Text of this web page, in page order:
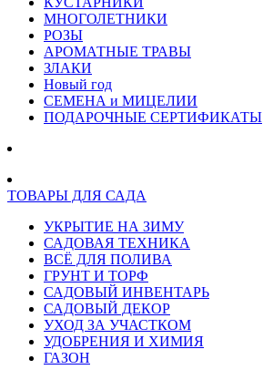
МНОГОЛЕТНИКИ
РОЗЫ
АРОМАТНЫЕ ТРАВЫ
ЗЛАКИ
Новый год
СЕМЕНА и МИЦЕЛИИ
ПОДАРОЧНЫЕ СЕРТИФИКАТЫ
ТОВАРЫ ДЛЯ САДА
УКРЫТИЕ НА ЗИМУ
САДОВАЯ ТЕХНИКА
ВСЁ ДЛЯ ПОЛИВА
ГРУНТ И ТОРФ
САДОВЫЙ ИНВЕНТАРЬ
САДОВЫЙ ДЕКОР
УХОД ЗА УЧАСТКОМ
УДОБРЕНИЯ И ХИМИЯ
ГАЗОН